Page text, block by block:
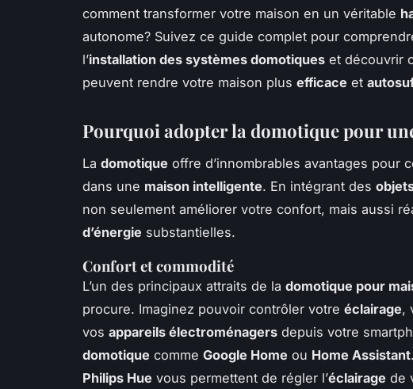
comment transformer votre maison en un véritable
autonome? Suivez ce guide complet pour
l’installation des systèmes domotiques et découvrir
peuvent rendre votre maison plus efficace et
Pourquoi adopter la domotique pour
La domotique offre d’innombrables avantages pour
dans une maison intelligente. En intégrant des
non seulement améliorer votre confort, mais aussi
d’énergie substantielles.
Confort et commodité
L’un des principaux attraits de la domotique pour
procure. Imaginez pouvoir contrôler votre éclairage,
vos appareils électroménagers depuis votre
domotique comme Google Home ou Home Assistant
Philips Hue vous permettent de régler l’éclairage de